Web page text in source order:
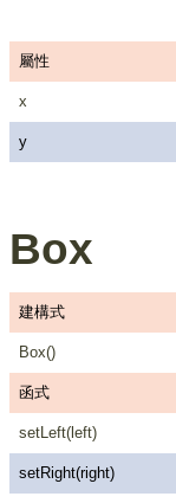
屬性
x
y
Box
建構式
Box()
函式
setLeft(left)
setRight(right)